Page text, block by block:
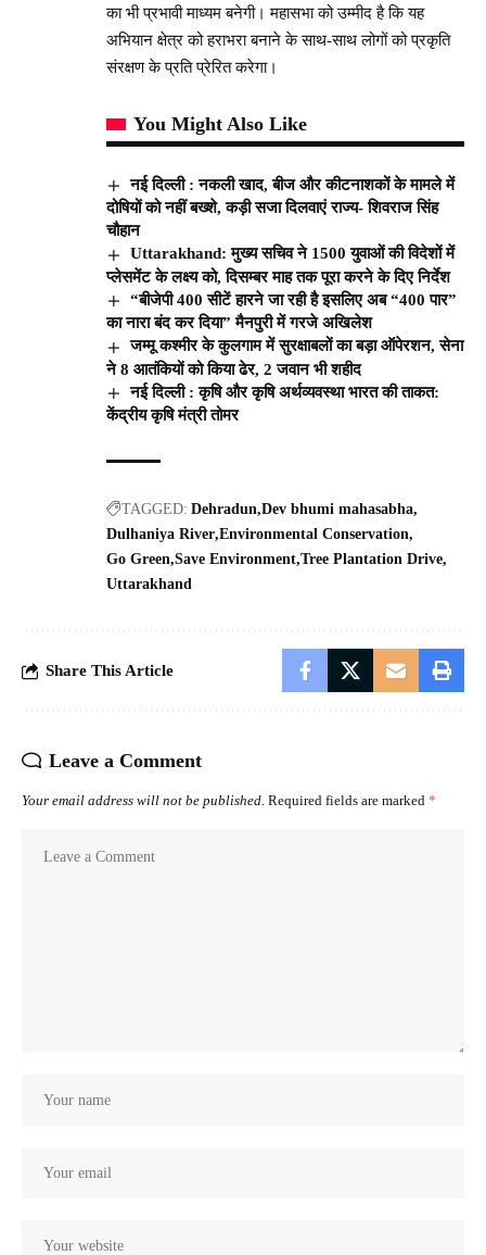
का भी प्रभावी माध्यम बनेगी। महासभा को उम्मीद है कि यह
अभियान क्षेत्र को हराभरा बनाने के साथ-साथ लोगों को प्रकृति
संरक्षण के प्रति प्रेरित करेगा।
You Might Also Like
नई दिल्ली : नकली खाद, बीज और कीटनाशकों के मामले में
दोषियों को नहीं बख्शे, कड़ी सजा दिलवाएं राज्य- शिवराज सिंह
चौहान
Uttarakhand: मुख्य सचिव ने 1500 युवाओं की विदेशों में
प्लेसमेंट के लक्ष्य को, दिसम्बर माह तक पूरा करने के दिए निर्देश
“बीजेपी 400 सीटें हारने जा रही है इसलिए अब “400 पार”
का नारा बंद कर दिया” मैनपुरी में गरजे अखिलेश
जम्मू कश्मीर के कुलगाम में सुरक्षाबलों का बड़ा ऑपेरशन, सेना
ने 8 आतंकियों को किया ढेर, 2 जवान भी शहीद
नई दिल्ली : कृषि और कृषि अर्थव्यवस्था भारत की ताकत:
केंद्रीय कृषि मंत्री तोमर
TAGGED: Dehradun Dev bhumi mahasabha
Dulhaniya River Environmental Conservation
Go Green Save Environment Tree Plantation Drive
Uttarakhand
Share This Article
Leave a Comment
Your email address will not be published. Required fields are marked *